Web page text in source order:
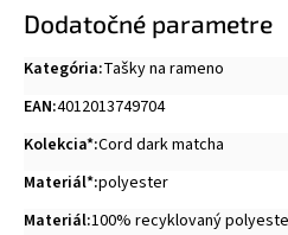
Dodatočné parametre
Kategória:Tašky na rameno
EAN:4012013749704
Kolekcia*:Cord dark matcha
Materiál*:polyester
Materiál:100% recyklovaný